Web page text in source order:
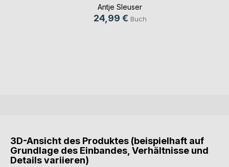
Antje Sleuser
24,99 € Buch
3D-Ansicht des Produktes (beispielhaft auf
Grundlage des Einbandes, Verhältnisse und
Details variieren)